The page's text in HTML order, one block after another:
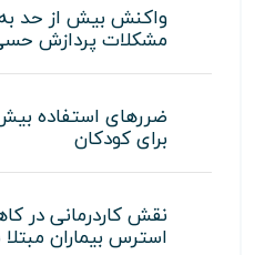
واکنش بیش از حد به
مشکلات پردازش
ضررهای استفاده
برای کودکان
نقش کاردرمانی در
استرس بیماران